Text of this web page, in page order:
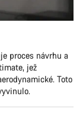
proces návrhu a
jež
Toto